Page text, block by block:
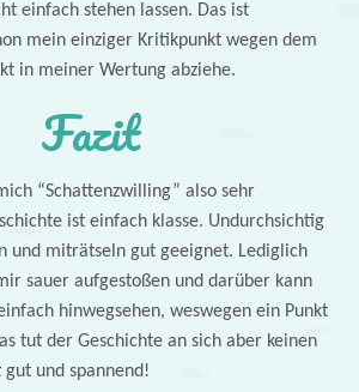
einfach stehen lassen. Das ist
mein einziger Kritikpunkt wegen dem
in meiner Wertung abziehe.
Fazit
“Schattenzwilling” also sehr
ist einfach klasse. Undurchsichtig
und miträtseln gut geeignet. Lediglich
sauer aufgestoßen und darüber kann
hinwegsehen, weswegen ein Punkt
tut der Geschichte an sich aber keinen
und spannend!